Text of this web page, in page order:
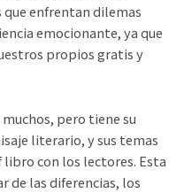
enfrentan dilemas
emocionante, ya que
propios gratis y
pero tiene su
literario, y sus temas
con los lectores. Esta
de las diferencias, los